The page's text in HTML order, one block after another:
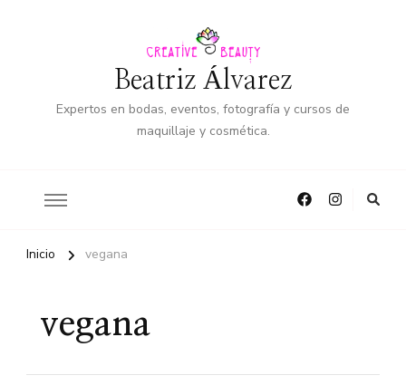
Beatriz Álvarez
Expertos en bodas, eventos, fotografía y cursos de
maquillaje y cosmética.
Inicio vegana
vegana